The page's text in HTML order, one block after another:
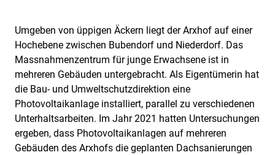
Umgeben von üppigen Äckern liegt der Arxhof auf einer
Hochebene zwischen Bubendorf und Niederdorf. Das
Massnahmenzentrum für junge Erwachsene ist in
mehreren Gebäuden untergebracht. Als Eigentümerin hat
die Bau- und Umweltschutzdirektion eine
Photovoltaikanlage installiert, parallel zu verschiedenen
Unterhaltsarbeiten. Im Jahr 2021 hatten Untersuchungen
ergeben, dass Photovoltaikanlagen auf mehreren
Gebäuden des Arxhofs die geplanten Dachsanierungen